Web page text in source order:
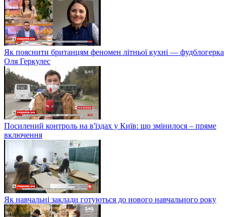
Як пояснити британцям феномен літньої кухні — фудблогерка
Оля Геркулес
Посилений контроль на в'їздах у Київ: що змінилося – пряме
включення
Як навчальні заклади готуються до нового навчального року